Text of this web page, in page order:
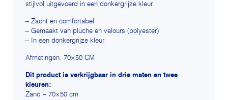
stijlvol uitgevoerd in een donkergrijze kleur.
– Zacht en comfortabel
– Gemaakt van pluche en velours (polyester)
– In een donkergrijze kleur
Afmetingen: 70×50 CM
Dit product is verkrijgbaar in drie maten en twee
kleuren:
Zand – 70×50 cm